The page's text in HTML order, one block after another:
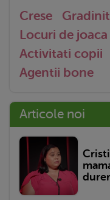
Crese
Locuri de joaca
Activitati copii
Agentii bone
Articole noi